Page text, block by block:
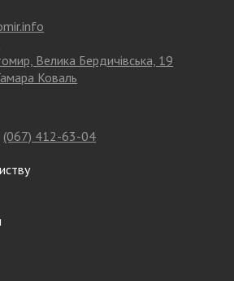
Велика Бердичівська, 19
Коваль
(067) 412-63-04